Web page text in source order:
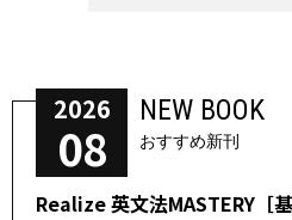
2026
08
NEW BOOK
おすすめ新刊
Realize 英文法MASTERY［